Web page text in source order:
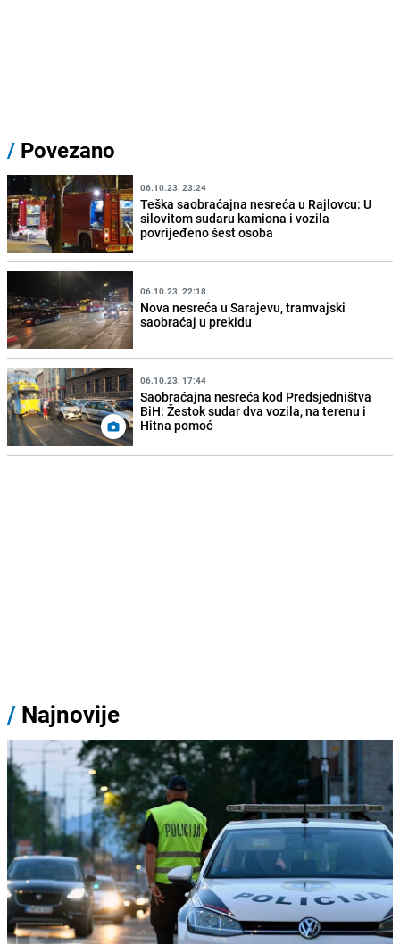
/ Povezano
06.10.23. 23:24
Teška saobraćajna nesreća u Rajlovcu: U
silovitom sudaru kamiona i vozila
povrijeđeno šest osoba
06.10.23. 22:18
Nova nesreća u Sarajevu, tramvajski
saobraćaj u prekidu
06.10.23. 17:44
Saobraćajna nesreća kod Predsjedništva
BiH: Žestok sudar dva vozila, na terenu i
Hitna pomoć
/ Najnovije